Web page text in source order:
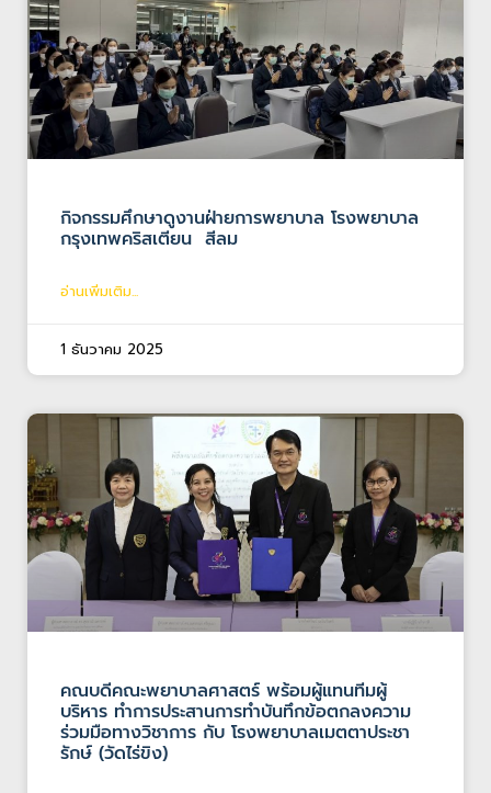
กิจกรรมศึกษาดูงานฝ่ายการพยาบาล โรงพยาบาล
กรุงเทพคริสเตียน สีลม
อ่านเพิ่มเติม...
1 ธันวาคม 2025
คณบดีคณะพยาบาลศาสตร์ พร้อมผู้แทนทีมผู้
บริหาร ทำการประสานการทำบันทึกข้อตกลงความ
ร่วมมือทางวิชาการ กับ โรงพยาบาลเมตตาประชา
รักษ์ (วัดไร่ขิง)